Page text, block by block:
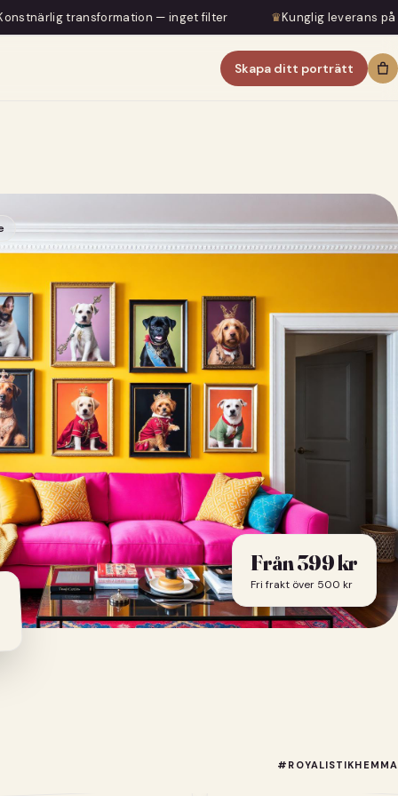
— inget filter ♛Kunglig leverans på 5–7 dagar
Skapa ditt porträtt
Från399kr
Fri frakt över 500 kr
#ROYALISTIKHEMMA